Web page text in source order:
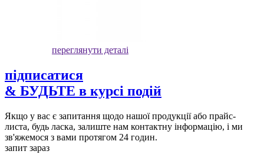
переглянути деталі
підписатися
& БУДЬТЕ в курсі подій
Якщо у вас є запитання щодо нашої продукції або прайс-
листа, будь ласка, залиште нам контактну інформацію, і ми
зв'яжемося з вами протягом 24 годин.
запит зараз